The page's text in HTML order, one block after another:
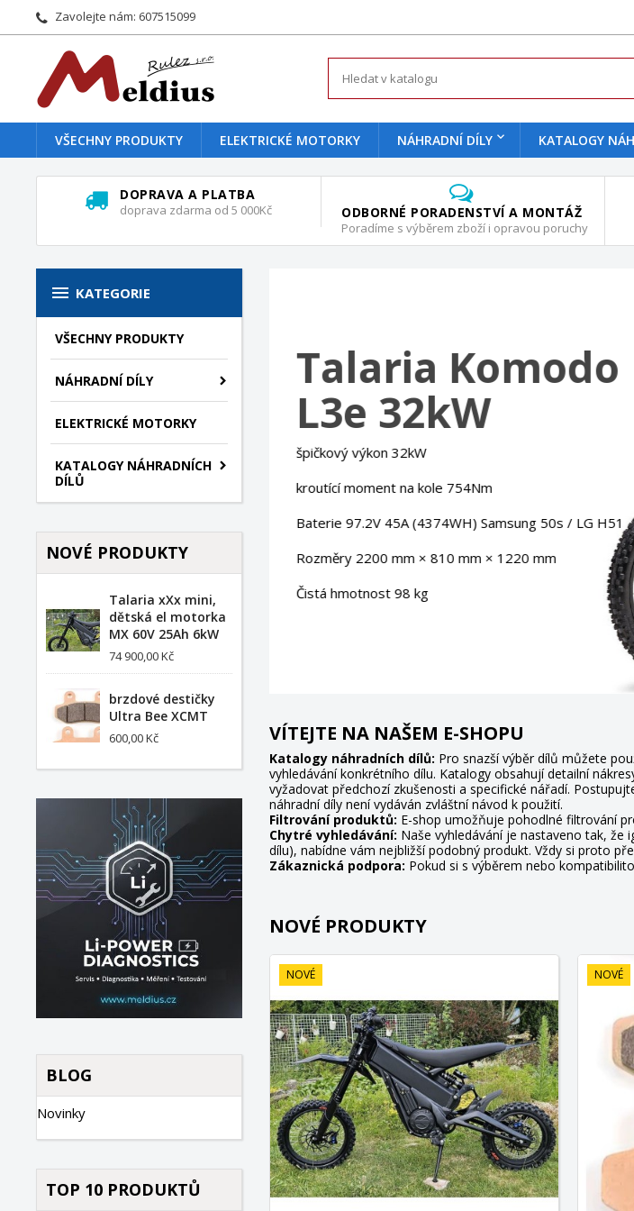
Zavolejte nám: 607515099
VŠECHNY PRODUKTY ELEKTRICKÉ MOTORKY NÁHRADNÍ DÍLY KATALOGY
DOPRAVA A PLATBA
doprava zdarma od 5 000Kč ODBORNÉ PORADENSTVÍ A MONTÁŽ
Poradíme s výběrem zboží i opravou poruchy
 KATEGORIE
VŠECHNY PRODUKTY
NÁHRADNÍ DÍLY
ELEKTRICKÉ MOTORKY
KATALOGY NÁHRADNÍCH
DÍLŮ
NOVÉ PRODUKTY
Talaria xXx mini,
dětská el motorka
MX 60V 25Ah 6kW
74 900,00 Kč
brzdové destičky
Ultra Bee XCMT
600,00 Kč
BLOG
Novinky
TOP 10 PRODUKTŮ
VÍTEJTE NA NAŠEM E-SHOPU
Katalogy náhradních dílů: Pro snazší výběr dílů můžete
vyhledávání konkrétního dílu. Katalogy obsahují detailní
vyžadovat předchozí zkušenosti a specifické nářadí.
náhradní díly není vydáván zvláštní návod k použití.
Filtrování produktů: E-shop umožňuje pohodlné filtrování
Chytré vyhledávání: Naše vyhledávání je nastaveno tak, že
dílu), nabídne vám nejbližší podobný produkt. Vždy si proto
Zákaznická podpora: Pokud si s výběrem nebo
NOVÉ PRODUKTY
NOVÉ NOVÉ